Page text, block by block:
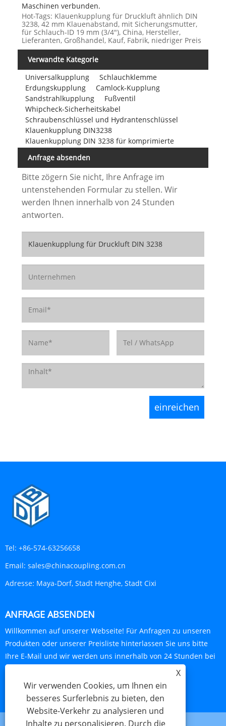
Maschinen verbunden.
Hot-Tags: Klauenkupplung für Druckluft ähnlich DIN
3238, 42 mm Klauenabstand, mit Sicherungsmutter,
für Schlauch-ID 19 mm (3/4"), China, Hersteller,
Lieferanten, Großhandel, Kauf, Fabrik, niedriger Preis
Verwandte Kategorie
Universalkupplung
Schlauchklemme
Erdungskupplung
Camlock-Kupplung
Sandstrahlkupplung
Fußventil
Whipcheck-Sicherheitskabel
Schraubenschlüssel und Hydrantenschlüssel
Klauenkupplung DIN3238
Klauenkupplung DIN 3238 für komprimierte
Anfrage absenden
Bitte zögern Sie nicht, Ihre Anfrage im
untenstehenden Formular zu stellen. Wir
werden Ihnen innerhalb von 24 Stunden
antworten.
Tel: +86-574-63256658
Email: sales@chinacoupling.com.cn
Adresse: Maya-Dorf, Stadt Henghe, Stadt Cixi
ANFRAGE ABSENDEN
Willkommen auf unserer Webseite! Für Anfragen zu unseren
Produkten oder unserer Preisliste hinterlassen Sie uns bitte
Ihre E-Mail und wir werden uns innerhalb von 24 Stunden bei
Ihnen melden.
JETZT ANFRAGEN
X
Wir verwenden Cookies, um Ihnen ein
besseres Surferlebnis zu bieten, den
Website-Verkehr zu analysieren und
Inhalte zu personalisieren. Durch die